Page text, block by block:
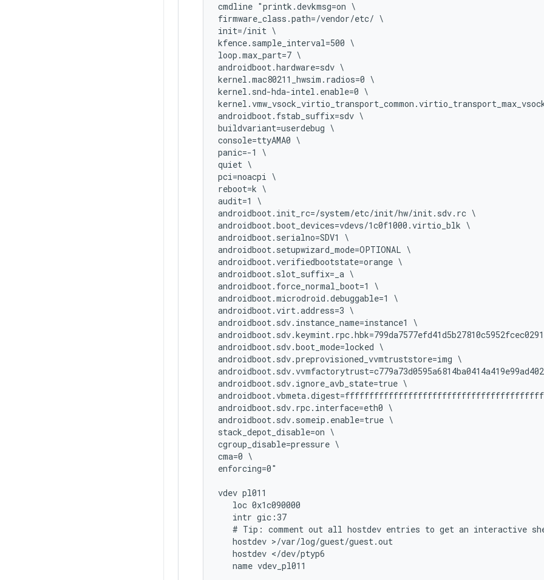
cmdline "printk.devkmsg=on \
firmware_class.path=/vendor/etc/ \
init=/init \
kfence.sample_interval=500 \
loop.max_part=7 \
androidboot.hardware=sdv \
kernel.mac80211_hwsim.radios=0 \
kernel.snd-hda-intel.enable=0 \
androidboot.fstab_suffix=sdv \
buildvariant=userdebug \
console=ttyAMA0 \
panic=-1 \
quiet \
pci=noacpi \
reboot=k \
audit=1 \
androidboot.init_rc=/system/etc/init/hw/init.sdv.rc \
androidboot.boot_devices=vdevs/1c0f1000.virtio_blk \
androidboot.serialno=SDV1 \
androidboot.setupwizard_mode=OPTIONAL \
androidboot.verifiedbootstate=orange \
androidboot.slot_suffix=_a \
androidboot.force_normal_boot=1 \
androidboot.microdroid.debuggable=1 \
androidboot.virt.address=3 \
androidboot.sdv.instance_name=instance1 \
androidboot.sdv.boot_mode=locked \
androidboot.sdv.preprovisioned_vvmtruststore=img \
androidboot.sdv.ignore_avb_state=true \
androidboot.sdv.rpc.interface=eth0 \
androidboot.sdv.someip.enable=true \
stack_depot_disable=on \
cgroup_disable=pressure \
cma=0 \
enforcing=0"
vdev pl011
   loc 0x1c090000
   intr gic:37
# Tip: comment out all hostdev entries to get an interactive
   hostdev >/var/log/guest/guest.out
   hostdev </dev/ptyp6
   name vdev_pl011